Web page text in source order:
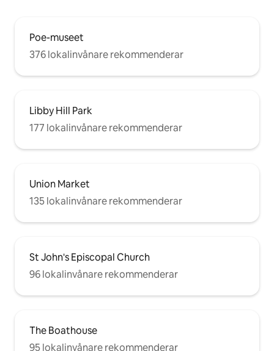
Poe-museet
376 lokalinvånare rekommenderar
Libby Hill Park
177 lokalinvånare rekommenderar
Union Market
135 lokalinvånare rekommenderar
St John's Episcopal Church
96 lokalinvånare rekommenderar
The Boathouse
95 lokalinvånare rekommenderar